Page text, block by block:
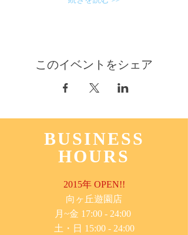
このイベントをシェア
BUSINESS
HOURS
2015年 OPEN!!
​向ヶ丘遊園店
月~金 17:00 - 24:00
土・日 15:00 - 24:00